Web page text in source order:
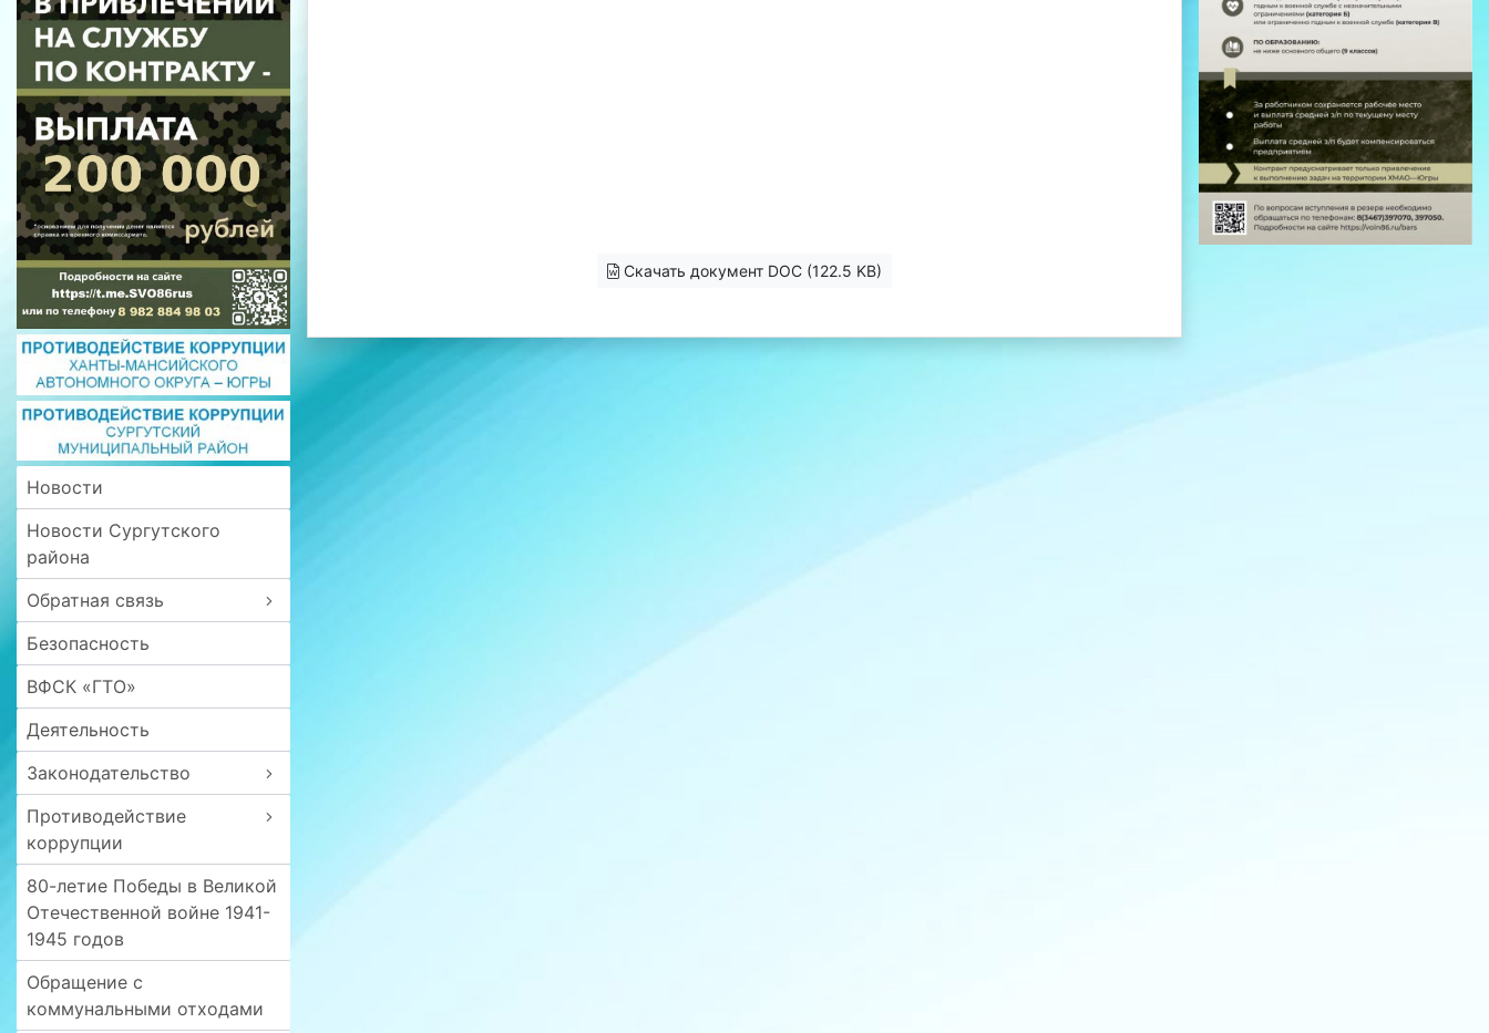
Новости
Новости Сургутского
района
Обратная связь
Безопасность
ВФСК «ГТО»
Деятельность
Законодательство
Противодействие
коррупции
80-летие Победы в Великой
Отечественной войне 1941-
1945 годов
Обращение с
коммунальными отходами
Скачать документ DOC (122.5 KB)